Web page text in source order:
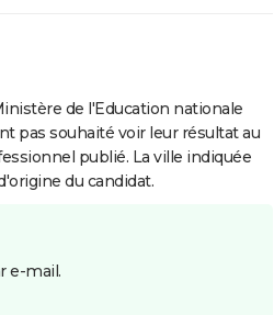
de l'Education nationale
pas souhaité voir leur résultat au
publié. La ville indiquée
du candidat.
e-mail.